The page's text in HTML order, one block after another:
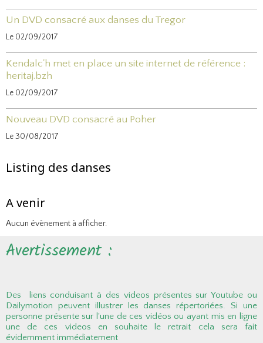
Un DVD consacré aux danses du Tregor
Le 02/09/2017
Kendalc'h met en place un site internet de référence :
heritaj.bzh
Le 02/09/2017
Nouveau DVD consacré au Poher
Le 30/08/2017
Listing des danses
A venir
Aucun évènement à afficher.
Avertissement :
Des liens conduisant à des videos présentes sur Youtube ou
Dailymotion peuvent illustrer les danses répertoriées. Si une
personne présente sur l'une de ces vidéos ou ayant mis en ligne
une de ces videos en souhaite le retrait cela sera fait
évidemment immédiatement